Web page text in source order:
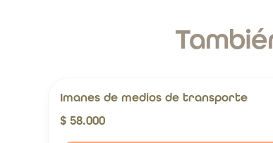
Imanes de medios de transporte
$ 58.000